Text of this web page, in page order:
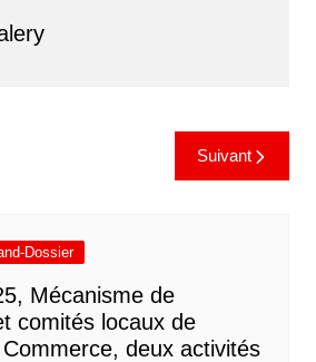
Suivant
Dossier
Mécanisme de
comités locaux de
deux activités